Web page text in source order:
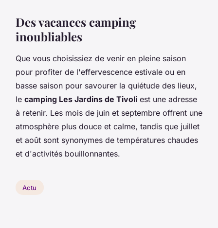
Des vacances camping
inoubliables
Que vous choisissiez de venir en pleine saison
pour profiter de l'effervescence estivale ou en
basse saison pour savourer la quiétude des lieux,
le camping Les Jardins de Tivoli est une adresse
à retenir. Les mois de juin et septembre offrent une
atmosphère plus douce et calme, tandis que juillet
et août sont synonymes de températures chaudes
et d'activités bouillonnantes.
Actu